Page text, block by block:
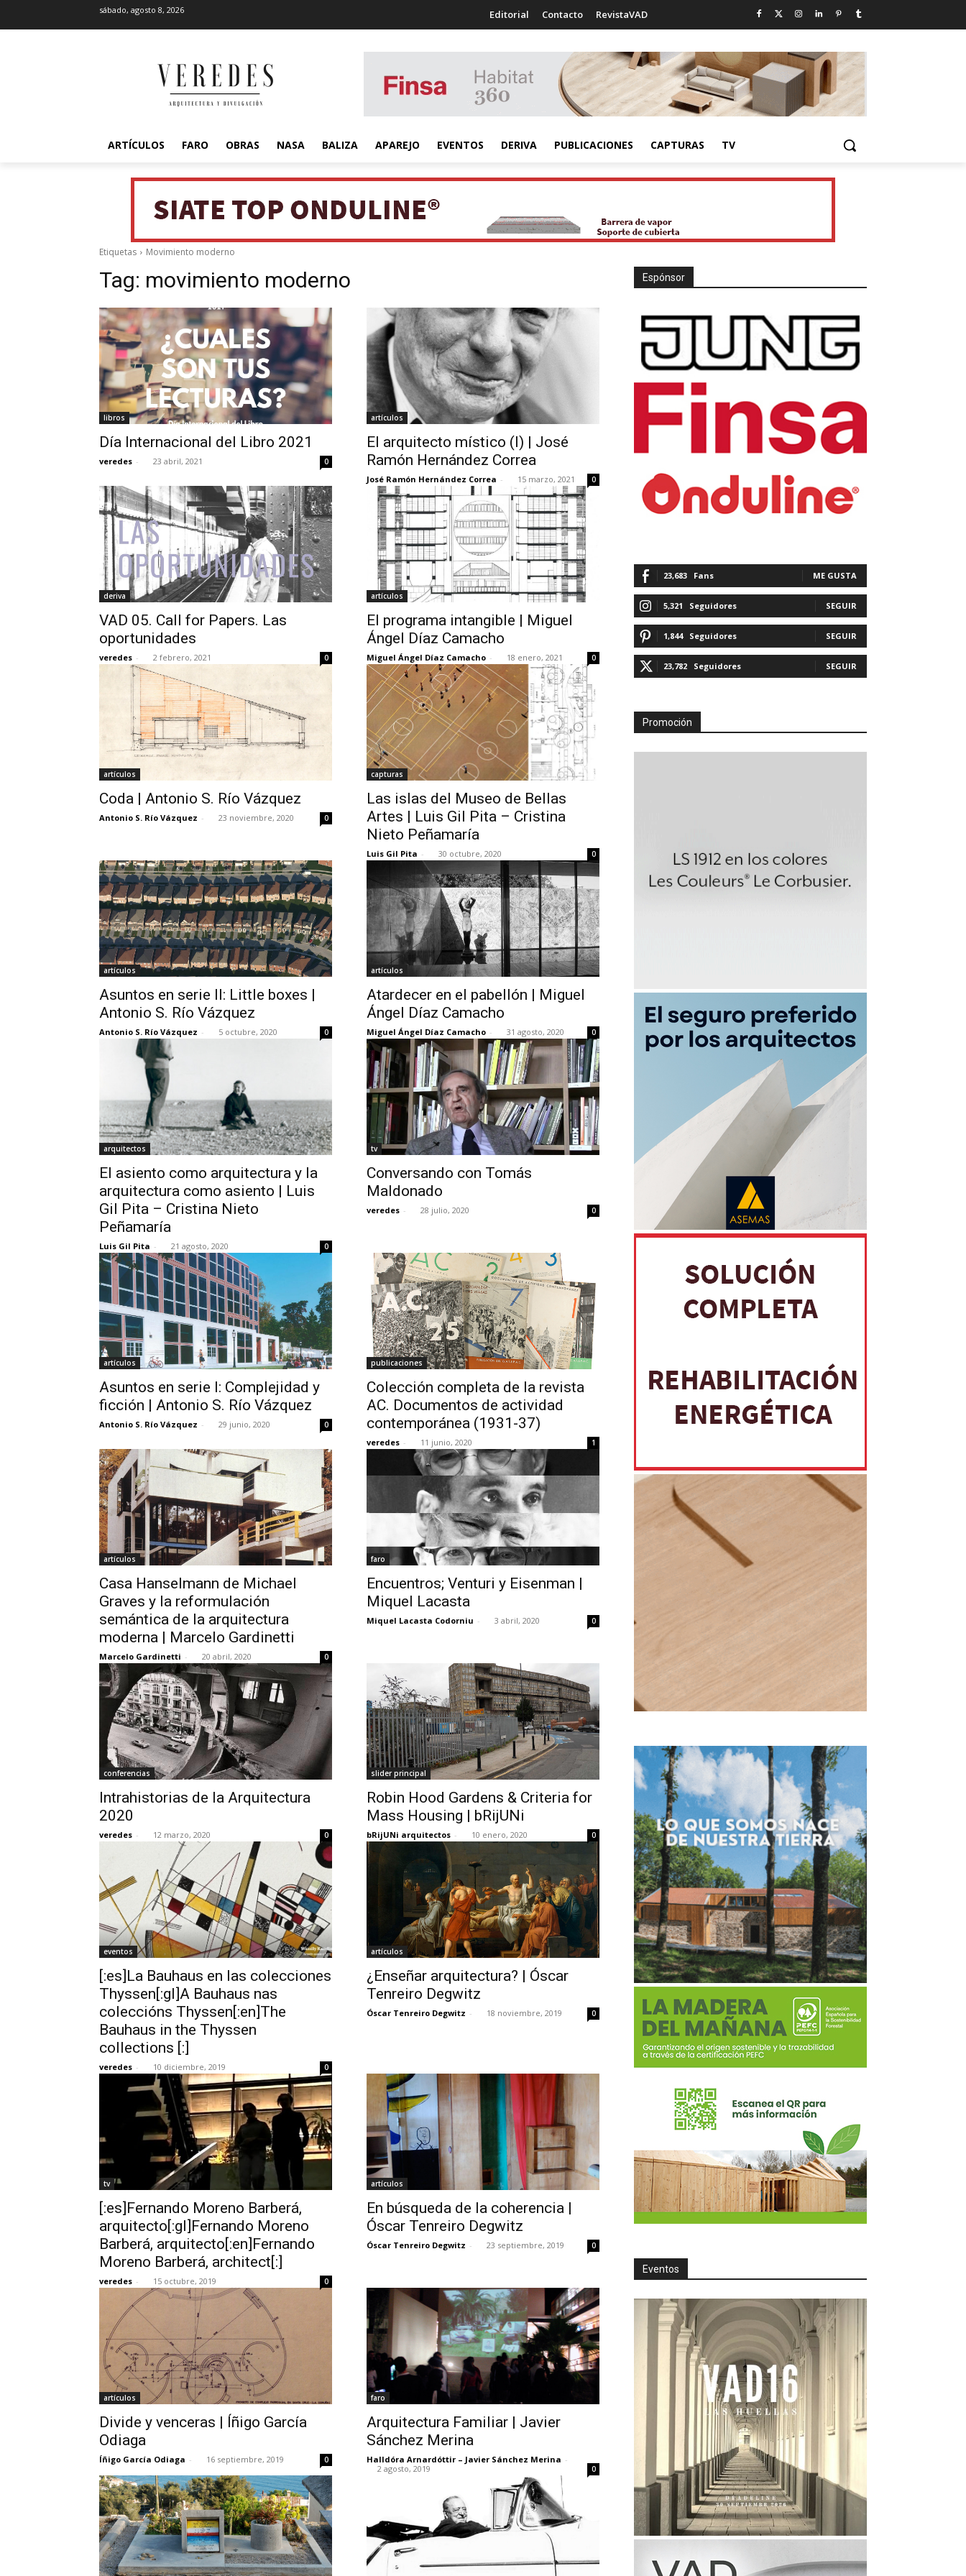
sábado, agosto 8, 2026 Editorial Contacto RevistaVAD
ARTÍCULOS FARO OBRAS NASA BALIZA APAREJO EVENTOS DERIVA PUBLICACIONES CAPTURAS TV
Etiquetas Movimiento moderno
Tag: movimiento moderno
libros
Día Internacional del Libro 2021
veredes - 23 abril, 2021 0
artículos
El arquitecto místico (I) | José
Ramón Hernández Correa
José Ramón Hernández Correa - 15 marzo, 2021 0
deriva
VAD 05. Call for Papers. Las
oportunidades
veredes - 2 febrero, 2021 0
artículos
El programa intangible | Miguel
Ángel Díaz Camacho
Miguel Ángel Díaz Camacho - 18 enero, 2021 0
artículos
Coda | Antonio S. Río Vázquez
Antonio S. Río Vázquez - 23 noviembre, 2020 0
capturas
Las islas del Museo de Bellas
Artes | Luis Gil Pita – Cristina
Nieto Peñamaría
Luis Gil Pita - 30 octubre, 2020 0
artículos
Asuntos en serie II: Little boxes |
Antonio S. Río Vázquez
Antonio S. Río Vázquez - 5 octubre, 2020 0
artículos
Atardecer en el pabellón | Miguel
Ángel Díaz Camacho
Miguel Ángel Díaz Camacho - 31 agosto, 2020 0
arquitectos
El asiento como arquitectura y la
arquitectura como asiento | Luis
Gil Pita – Cristina Nieto
Peñamaría
Luis Gil Pita - 21 agosto, 2020 0
tv
Conversando con Tomás
Maldonado
veredes - 28 julio, 2020 0
artículos
Asuntos en serie I: Complejidad y
ficción | Antonio S. Río Vázquez
Antonio S. Río Vázquez - 29 junio, 2020 0
publicaciones
Colección completa de la revista
AC. Documentos de actividad
contemporánea (1931-37)
veredes - 11 junio, 2020 1
artículos
Casa Hanselmann de Michael
Graves y la reformulación
semántica de la arquitectura
moderna | Marcelo Gardinetti
Marcelo Gardinetti - 20 abril, 2020 0
faro
Encuentros; Venturi y Eisenman |
Miquel Lacasta
Miquel Lacasta Codorniu - 3 abril, 2020 0
conferencias
Intrahistorias de la Arquitectura
2020
veredes - 12 marzo, 2020 0
slider principal
Robin Hood Gardens & Criteria for
Mass Housing | bRijUNi
bRijUNi arquitectos - 10 enero, 2020 0
eventos
[:es]La Bauhaus en las colecciones
Thyssen[:gl]A Bauhaus nas
coleccións Thyssen[:en]The
Bauhaus in the Thyssen
collections [:]
veredes - 10 diciembre, 2019 0
artículos
¿Enseñar arquitectura? | Óscar
Tenreiro Degwitz
Óscar Tenreiro Degwitz - 18 noviembre, 2019 0
tv
[:es]Fernando Moreno Barberá,
arquitecto[:gl]Fernando Moreno
Barberá, arquitecto[:en]Fernando
Moreno Barberá, architect[:]
veredes - 15 octubre, 2019 0
artículos
En búsqueda de la coherencia |
Óscar Tenreiro Degwitz
Óscar Tenreiro Degwitz - 23 septiembre, 2019 0
artículos
Divide y venceras | Íñigo García
Odiaga
Íñigo García Odiaga - 16 septiembre, 2019 0
faro
Arquitectura Familiar | Javier
Sánchez Merina
Halldóra Arnardóttir – Javier Sánchez Merina -
2 agosto, 2019
0
Espónsor
23,683 Fans ME GUSTA
5,321 Seguidores SEGUIR
1,844 Seguidores SEGUIR
23,782 Seguidores SEGUIR
Promoción
Eventos